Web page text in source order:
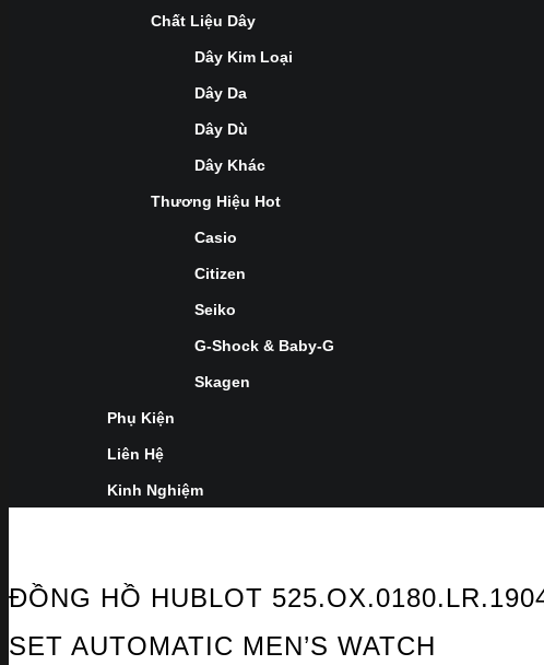
Chất Liệu Dây
Dây Kim Loại
Dây Da
Dây Dù
Dây Khác
Thương Hiệu Hot
Casio
Citizen
Seiko
G-Shock & Baby-G
Skagen
Phụ Kiện
Liên Hệ
Kinh Nghiệm
ĐỒNG HỒ HUBLOT
SET AUTOMATIC MEN’S WATCH